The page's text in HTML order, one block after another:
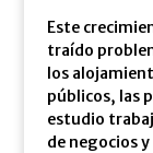
Este
traído
los
públicos, las
estudio
de negocios